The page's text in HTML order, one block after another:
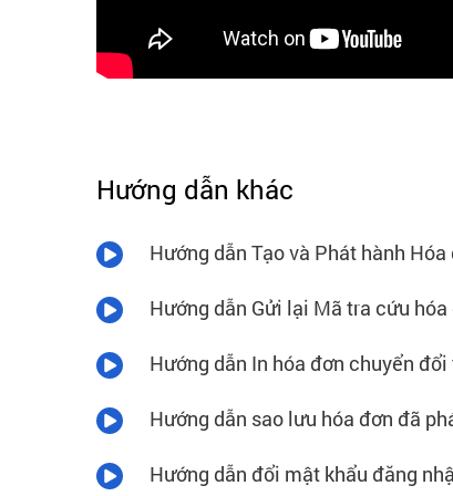
Hướng dẫn khác
Hướng dẫn Tạo và Phát hành
Hướng dẫn Gửi lại Mã tra cứu
Hướng dẫn In hóa đơn chuyển
Hướng dẫn sao lưu hóa đơn đã
Hướng dẫn đổi mật khẩu đăng